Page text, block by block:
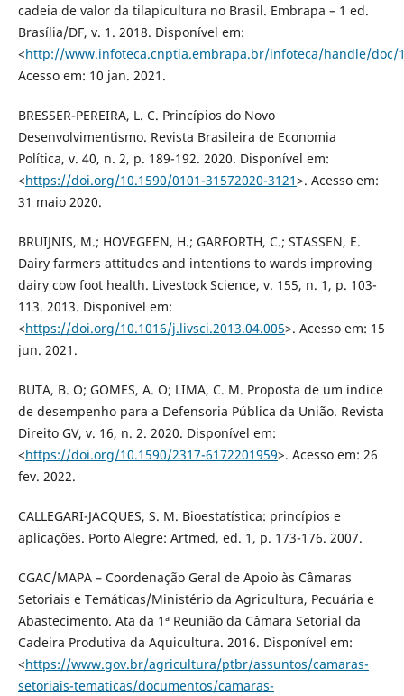
cadeia de valor da tilapicultura no Brasil. Embrapa – 1 ed.
Brasília/DF, v. 1. 2018. Disponível em:
<http://www.infoteca.cnptia.embrapa.br/infoteca/handle/doc/
Acesso em: 10 jan. 2021.
BRESSER-PEREIRA, L. C. Princípios do Novo
Desenvolvimentismo. Revista Brasileira de Economia
Política, v. 40, n. 2, p. 189-192. 2020. Disponível em:
<https://doi.org/10.1590/0101-31572020-3121>. Acesso em:
31 maio 2020.
BRUIJNIS, M.; HOVEGEEN, H.; GARFORTH, C.; STASSEN, E.
Dairy farmers attitudes and intentions to wards improving
dairy cow foot health. Livestock Science, v. 155, n. 1, p. 103-
113. 2013. Disponível em:
<https://doi.org/10.1016/j.livsci.2013.04.005>. Acesso em: 15
jun. 2021.
BUTA, B. O; GOMES, A. O; LIMA, C. M. Proposta de um índice
de desempenho para a Defensoria Pública da União. Revista
Direito GV, v. 16, n. 2. 2020. Disponível em:
<https://doi.org/10.1590/2317-6172201959>. Acesso em: 26
fev. 2022.
CALLEGARI-JACQUES, S. M. Bioestatística: princípios e
aplicações. Porto Alegre: Artmed, ed. 1, p. 173-176. 2007.
CGAC/MAPA – Coordenação Geral de Apoio às Câmaras
Setoriais e Temáticas/Ministério da Agricultura, Pecuária e
Abastecimento. Ata da 1ª Reunião da Câmara Setorial da
Cadeira Produtiva da Aquicultura. 2016. Disponível em:
<https://www.gov.br/agricultura/ptbr/assuntos/camaras-
setoriais-tematicas/documentos/camaras-